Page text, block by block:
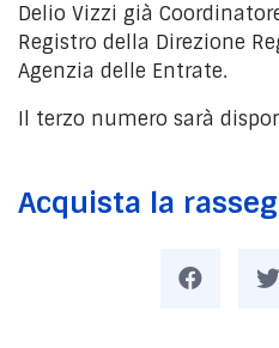
Delio Vizzi già
Registro della Direzione
Agenzia delle Entrate.
Il terzo numero sarà
Acquista la